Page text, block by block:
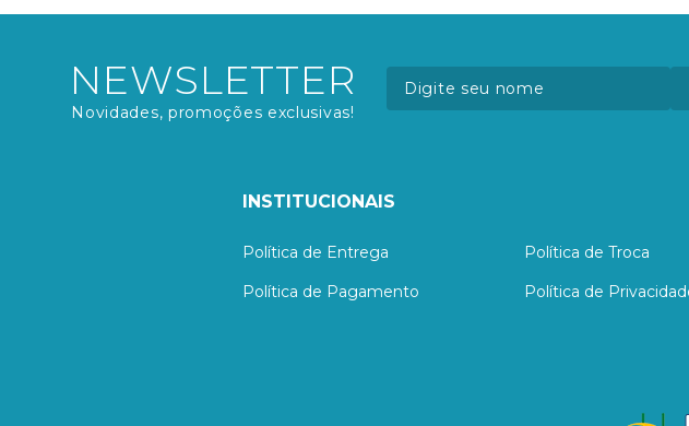
NEWSLETTER
Novidades, promoções exclusivas!
INSTITUCIONAIS
Política de Entrega
Política de Pagamento
Política de Troca
Política de